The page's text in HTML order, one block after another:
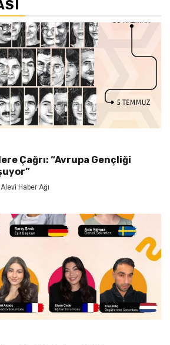
Çağrı: “Avrupa Gençliği
Alevi Haber Ağı